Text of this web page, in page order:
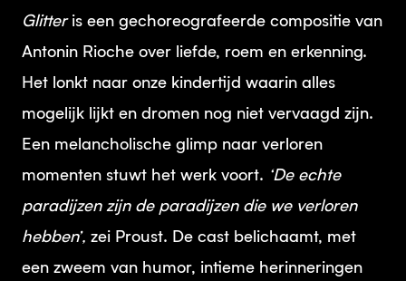
Glitteris een gechoreografeerde compositie van
Antonin Rioche over liefde, roem en erkenning.
Het lonkt naar onze kindertijd waarin alles
mogelijk lijkt en dromen nog niet vervaagd zijn.
Een melancholische glimp naar verloren
momenten stuwt het werk voort. ‘De echte
paradijzen zijn de paradijzen die we verloren
hebben’, zei Proust. De cast belichaamt, met
een zweem van humor, intieme herinneringen